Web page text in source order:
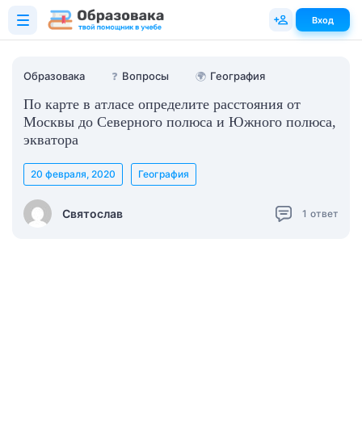
Образовака ❓ Вопросы 🌍 География
По карте в атласе определите расстояния от
Москвы до Северного полюса и Южного полюса,
экватора
Святослав
20 февраля, 2020 География
1 ответ
Вход